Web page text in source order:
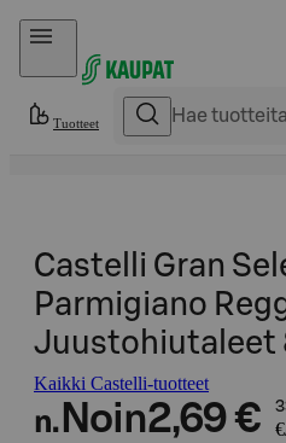
Hyppää sisältöön
Tuotteet
Castelli Gran
Parmigiano
Juustohiutaleet
Kaikki Castelli-tuotteet
n. Noin2,69 €